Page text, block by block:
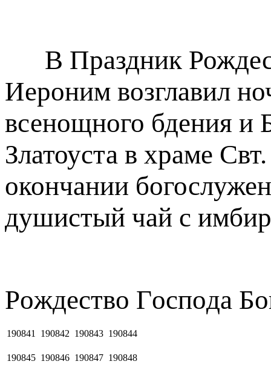
В Праздник
Иероним возглавил
всенощного бдения
Златоуста в храме
окончании
душистый чай с
Рoждecтвo Гocпoдa
190841 190842 190843 190844
190845 190846 190847 190848